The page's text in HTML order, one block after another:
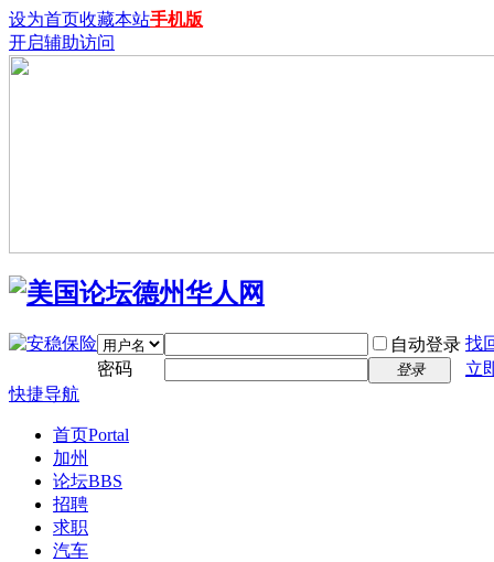
设为首页收藏本站手机版
开启辅助访问
自动登录 找
密码
登录
立
快捷导航
首页Portal
加州
论坛BBS
招聘
求职
汽车